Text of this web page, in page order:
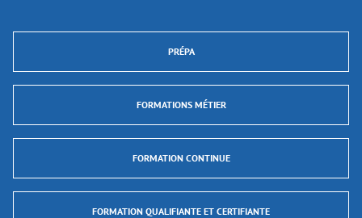
PRÉPA
FORMATIONS MÉTIER
FORMATION CONTINUE
FORMATION QUALIFIANTE ET CERTIFIANTE